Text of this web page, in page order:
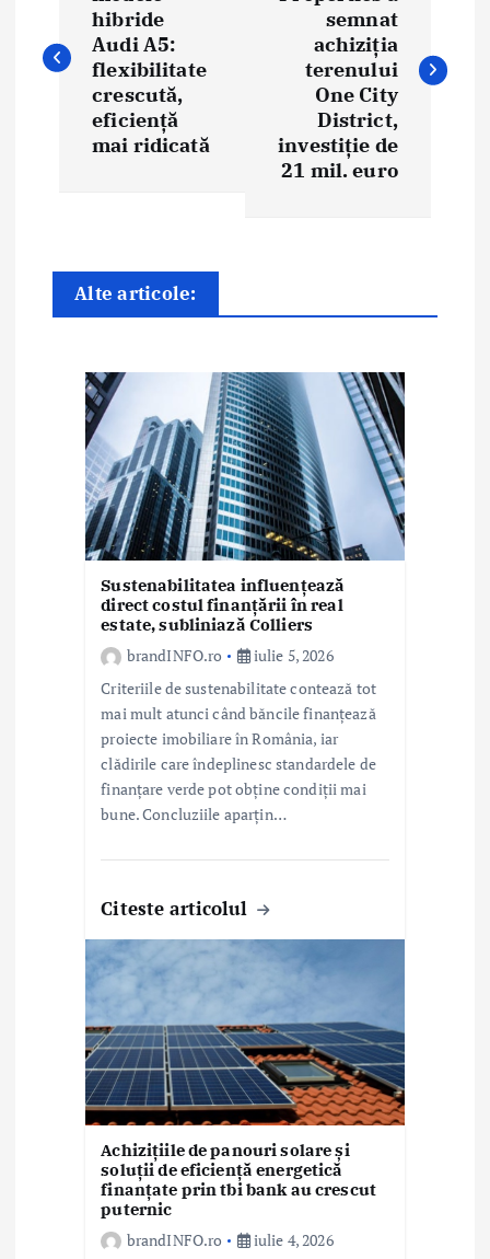
v
i
hibride
Audi A5:
flexibilitate
crescută,
eficiență
mai ridicată
semnat
achiziția
terenului
One City
District,
investiție de
21 mil. euro
Alte articole:
Sustenabilitatea influențează
direct costul finanțării în real
estate, subliniază Colliers
brandINFO.ro
iulie 5, 2026
Criteriile de sustenabilitate contează tot
mai mult atunci când băncile finanțează
proiecte imobiliare în România, iar
clădirile care îndeplinesc standardele de
finanțare verde pot obține condiții mai
bune. Concluziile aparțin…
Citeste articolul
Achizițiile de panouri solare și
soluții de eficiență energetică
finanțate prin tbi bank au crescut
puternic
brandINFO.ro
iulie 4, 2026